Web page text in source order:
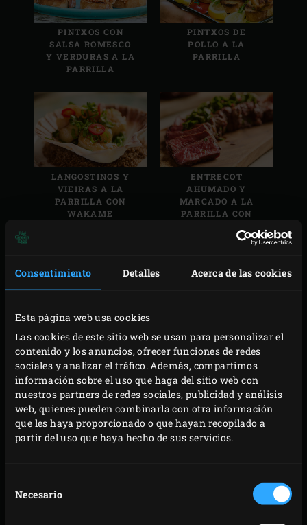
Consentimiento Detalles Acerca de las cookies
Esta página web usa cookies
Las cookies de este sitio web se usan para personalizar el
contenido y los anuncios, ofrecer funciones de redes
sociales y analizar el tráfico. Además, compartimos
información sobre el uso que haga del sitio web con
nuestros partners de redes sociales, publicidad y análisis
web, quienes pueden combinarla con otra información
que les haya proporcionado o que hayan recopilado a
partir del uso que haya hecho de sus servicios.
deNecesario
AVES (19)
FRUTA (17)
LANGOSTINOS 10)
FUMAR (35)
GUISAR (21)
ASAR (18
COCCIÓN LENTA 11)
HIRVIENDO (11)
WOK (3)
VAPOR (2)
PINTXOS CON
SALSA ROMESCO
Y VERDURAS A LA
PARRILLA
PINTXOS DE
POLLO A LA
PARRILLA
LANGOSTINOS Y
VIEIRAS A LA
PARRILLA CON
WAKAME
ENTRECOT
AHUMADO Y
MARCADO A LA
PARRILLA CON
SMASH BURGER
CLÁSICA
SMASH BURGER
KOREAN BBQ
VERDURAS A LA
CLOTTED CREAM